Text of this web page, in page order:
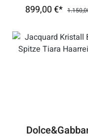
899,00 €*